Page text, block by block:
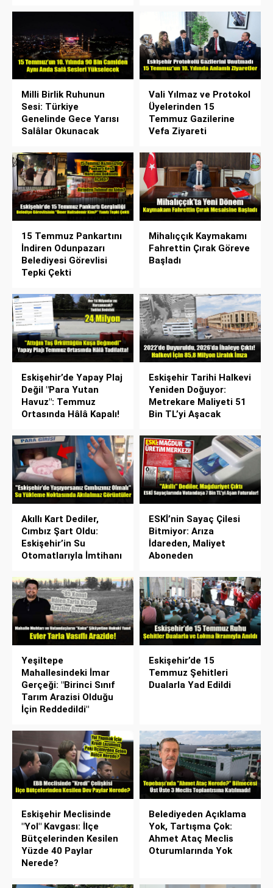
Milli Birlik Ruhunun
Sesi: Türkiye
Genelinde Gece Yarısı
Salâlar Okunacak
Vali Yılmaz ve Protokol
Üyelerinden 15
Temmuz Gazilerine
Vefa Ziyareti
15 Temmuz Pankartını
İndiren Odunpazarı
Belediyesi Görevlisi
Tepki Çekti
Mihalıççık Kaymakamı
Fahrettin Çırak Göreve
Başladı
Eskişehir’de Yapay Plaj
Değil "Para Yutan
Havuz": Temmuz
Ortasında Hâlâ Kapalı!
Eskişehir Tarihi Halkevi
Yeniden Doğuyor:
Metrekare Maliyeti 51
Bin TL’yi Aşacak
Akıllı Kart Dediler,
Cımbız Şart Oldu:
Eskişehir’in Su
Otomatlarıyla İmtihanı
ESKİ’nin Sayaç Çilesi
Bitmiyor: Arıza
İdareden, Maliyet
Aboneden
Yeşiltepe
Mahallesindeki İmar
Gerçeği: "Birinci Sınıf
Tarım Arazisi Olduğu
İçin Reddedildi"
Eskişehir’de 15
Temmuz Şehitleri
Dualarla Yad Edildi
Eskişehir Meclisinde
"Yol" Kavgası: İlçe
Bütçelerinden Kesilen
Yüzde 40 Paylar
Nerede?
Belediyeden Açıklama
Yok, Tartışma Çok:
Ahmet Ataç Meclis
Oturumlarında Yok